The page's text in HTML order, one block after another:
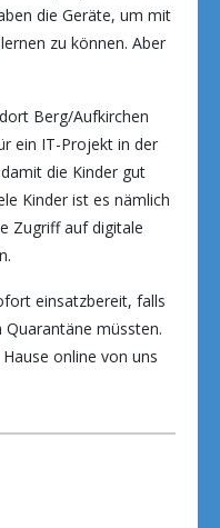
die Geräte, um mit
zu können. Aber
Berg/Aufkirchen
ein IT-Projekt in der
die Kinder gut
Kinder ist es nämlich
Zugriff auf digitale
einsatzbereit, falls
Quarantäne müssten.
online von uns